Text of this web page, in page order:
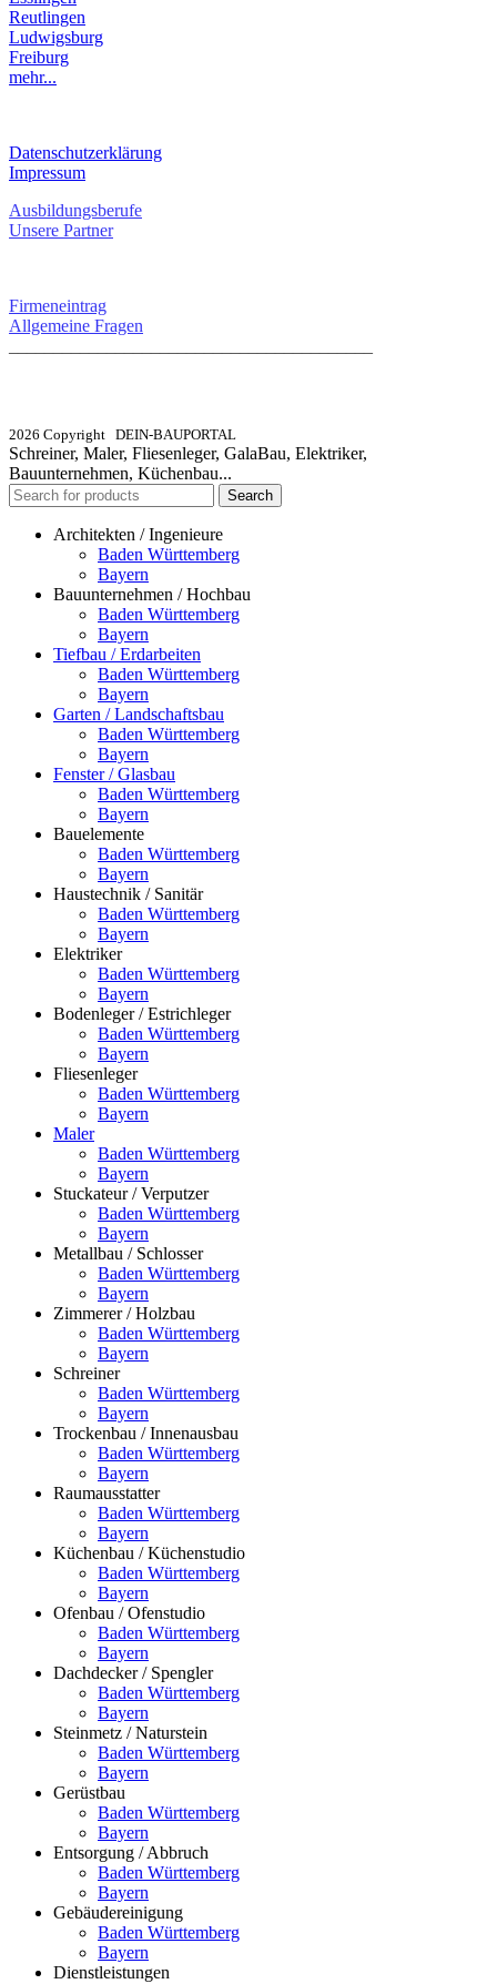
Reutlingen
Ludwigsburg
Freiburg
mehr...
Datenschutzerklärung
Impressum
Ausbildungsberufe
Unsere Partner
Firmeneintrag
Allgemeine Fragen
2026 Copyright DEIN-BAUPORTAL
Schreiner, Maler, Fliesenleger, GalaBau, Elektriker,
Bauunternehmen, Küchenbau...
Search
Architekten / Ingenieure
Baden Württemberg
Bayern
Bauunternehmen / Hochbau
Baden Württemberg
Bayern
Tiefbau / Erdarbeiten
Baden Württemberg
Bayern
Garten / Landschaftsbau
Baden Württemberg
Bayern
Fenster / Glasbau
Baden Württemberg
Bayern
Bauelemente
Baden Württemberg
Bayern
Haustechnik / Sanitär
Baden Württemberg
Bayern
Elektriker
Baden Württemberg
Bayern
Bodenleger / Estrichleger
Baden Württemberg
Bayern
Fliesenleger
Baden Württemberg
Bayern
Maler
Baden Württemberg
Bayern
Stuckateur / Verputzer
Baden Württemberg
Bayern
Metallbau / Schlosser
Baden Württemberg
Bayern
Zimmerer / Holzbau
Baden Württemberg
Bayern
Schreiner
Baden Württemberg
Bayern
Trockenbau / Innenausbau
Baden Württemberg
Bayern
Raumausstatter
Baden Württemberg
Bayern
Küchenbau / Küchenstudio
Baden Württemberg
Bayern
Ofenbau / Ofenstudio
Baden Württemberg
Bayern
Dachdecker / Spengler
Baden Württemberg
Bayern
Steinmetz / Naturstein
Baden Württemberg
Bayern
Gerüstbau
Baden Württemberg
Bayern
Entsorgung / Abbruch
Baden Württemberg
Bayern
Gebäudereinigung
Baden Württemberg
Bayern
Dienstleistungen